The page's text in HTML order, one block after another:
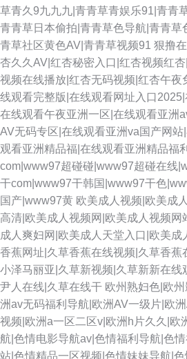
草青久9九九九|青青草青娱乐91|青青
青青草日本偷拍|青青草色导航|青青草
青草社区黄色AV|青青草视频91 狠撸
杏久久AV|红杏秘密入口|红杏视频红
视频在线播放|红杏无码视频|红杏午夜
线观看完整版|在线观看网址入口
在线观看午夜亚洲一区|在线观看亚洲
AV无码专区|在线观看亚洲va国产网
观看亚洲精品福|在线观看亚洲精品福
com|www97超碰碰|www97超碰在线
干com|www97干韩国|www97干色
国产|www97黄 欧美成人视频|欧美成
高清|欧美成人视频网|欧美成人视频网
成人爽妇网|欧美成人天堂入口|欧美成
香蕉网址|久草香蕉在线视频|久草香蕉
小泽马丽亚|久草新视频|久草新新在线
尹人在线|久草在线干 欧州熟妇色|欧
洲av无码福利导航|欧洲AV一级片|欧
视频|欧洲a一区二区v|欧洲h片久久|欧
航|色情电影导航av|色情福利导航|色
站|色情精品一区视频|色情妹妹导航|